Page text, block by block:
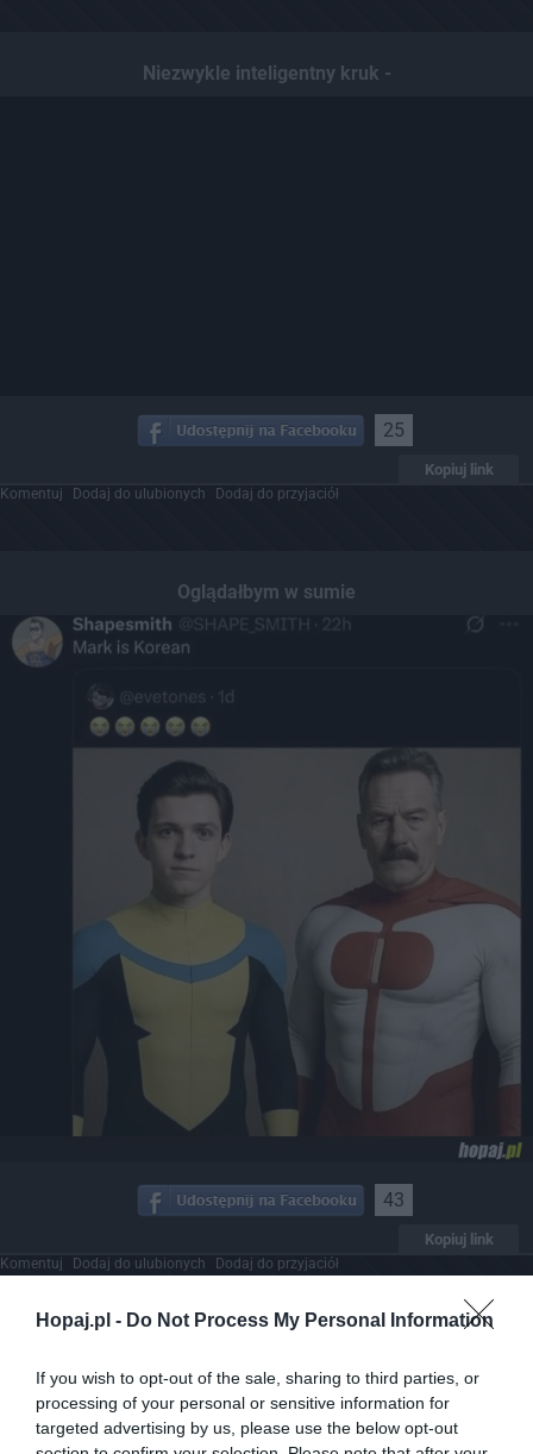
Hopaj.pl - Do Not Process My Personal Information
If you wish to opt-out of the sale, sharing to third parties, or
processing of your personal or sensitive information for
targeted advertising by us, please use the below opt-out
Niezwykle inteligentny kruk -
25
Kopiuj link
Komentuj Dodaj do ulubionych Dodaj do przyjaciół
Oglądałbym w sumie
43
Kopiuj link
Komentuj Dodaj do ulubionych Dodaj do przyjaciół